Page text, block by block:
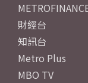
財經台
知訊台
Metro Plus
MBO TV